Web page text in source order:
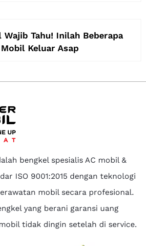
Tahu! Inilah Beberapa
Keluar Asap
bengkel spesialis AC mobil &
ISO 9001:2015 dengan teknologi
mobil secara profesional.
yang berani garansi uang
tidak dingin setelah di service.